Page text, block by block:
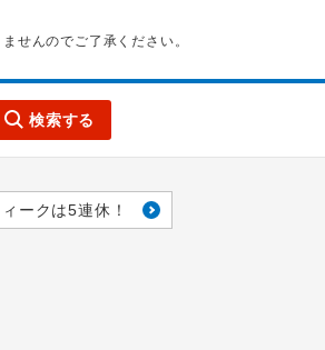
せんのでご了承ください。
検索する
ークは5連休！